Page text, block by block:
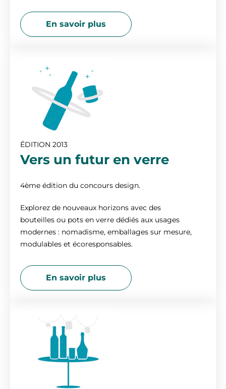
En savoir plus
ÉDITION 2013
Vers un futur en verre
4ème édition du concours design.
Explorez de nouveaux horizons avec des
bouteilles ou pots en verre dédiés aux usages
modernes : nomadisme, emballages sur mesure,
modulables et écoresponsables.
En savoir plus